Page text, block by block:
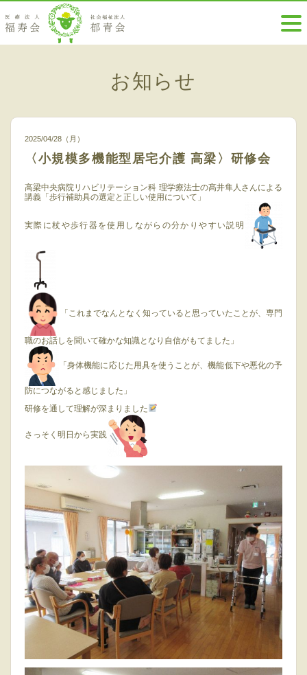
お知らせ
2025/04/28（月）
〈小規模多機能型居宅介護 高梁〉研修会
高梁中央病院リハビリテーション科 理学療法士の髙井隼人さんによる
講義「歩行補助具の選定と正しい使用について」
実際に杖や歩行器を使用しながらの分かりやすい説明
「これまでなんとなく知っていると思っていたことが、専門
職のお話しを聞いて確かな知識となり自信がもてました」
「身体機能に応じた用具を使うことが、機能低下や悪化の予
防につながると感じました」
研修を通して理解が深まりました
さっそく明日から実践